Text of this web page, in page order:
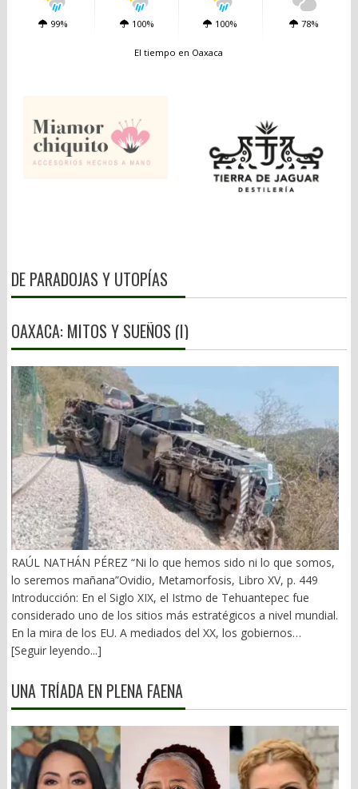
99% 100% 100% 78%
El tiempo en Oaxaca
DE PARADOJAS Y UTOPÍAS
OAXACA: MITOS Y SUEÑOS (I)
RAÚL NATHÁN PÉREZ “Ni lo que hemos sido ni lo que somos,
lo seremos mañana”Ovidio, Metamorfosis, Libro XV, p. 449
Introducción: En el Siglo XIX, el Istmo de Tehuantepec fue
considerado uno de los sitios más estratégicos a nivel mundial.
En la mira de los EU. A mediados del XX, los gobiernos
emanados del PRI iniciaron una serie de proyectos, todos
Transístmico, Proyecto Alfa-Omega, Plan Puebla-Panamá y
otros. En 2018, la 4T volvió a la carga, considerándolo uno de
por la corrupción y la complicidad. Sobre la vieja vía inaugurada
por el general Porfirio Díaz (1907), se montaron nuevas vías. En
2026 sigue siendo un fiasco. 1).- La primera falacia Se ha dicho
[Seguir leyendo...]
UNA TRÍADA EN PLENA FAENA